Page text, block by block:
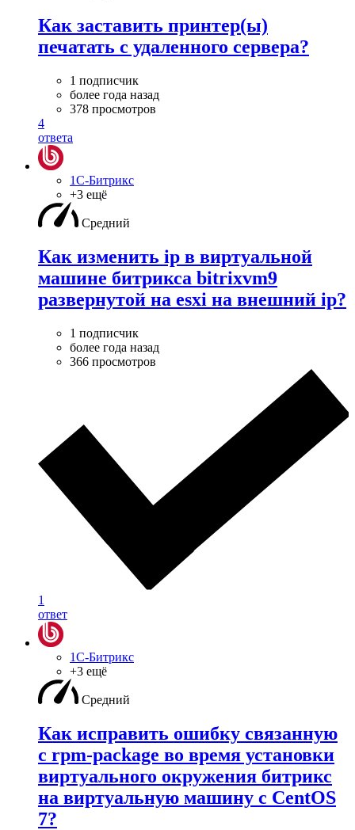
Как заставить принтер(ы)
печатать с удаленного сервера?
1 подписчик
более года назад
378 просмотров
4
ответа
1С-Битрикс
+3 ещё
Средний
Как изменить ip в виртуальной
машине битрикса bitrixvm9
развернутой на esxi на внешний ip?
1 подписчик
более года назад
366 просмотров
1
ответ
1С-Битрикс
+3 ещё
Средний
Как исправить ошибку связанную
с rpm-package во время установки
виртуального окружения битрикс
на виртуальную машину с CentOS
7?